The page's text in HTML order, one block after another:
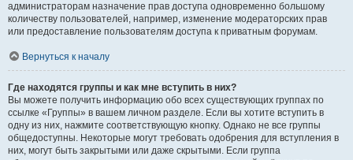
администраторам назначение прав доступа одновременно большому
количеству пользователей, например, изменение модераторских прав
или предоставление пользователям доступа к приватным форумам.
Вернуться к началу
Где находятся группы и как мне вступить в них?
Вы можете получить информацию обо всех существующих группах по
ссылке «Группы» в вашем личном разделе. Если вы хотите вступить в
одну из них, нажмите соответствующую кнопку. Однако не все группы
общедоступны. Некоторые могут требовать одобрения для вступления в
них, могут быть закрытыми или даже скрытыми. Если группа